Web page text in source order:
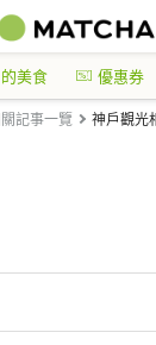
美食 優惠券
記事一覽 神戶觀光